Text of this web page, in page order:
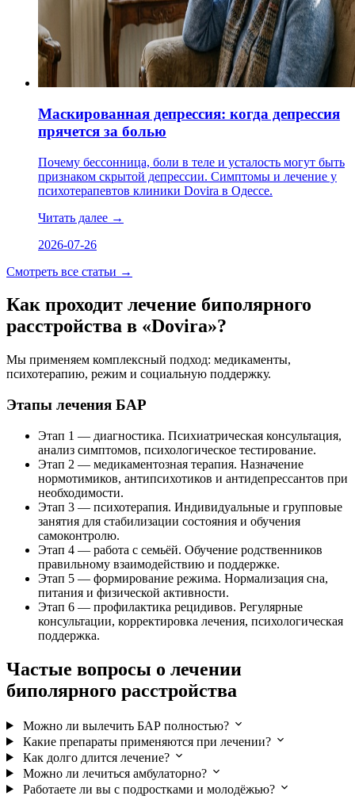
Маскированная депрессия: когда депрессия
прячется за болью
Почему бессонница, боли в теле и усталость могут быть
признаком скрытой депрессии. Симптомы и лечение у
психотерапевтов клиники Dovira в Одессе.
Читать далее →
2026-07-26
Смотреть все статьи →
Как проходит лечение биполярного
расстройства в «Dovira»?
Мы применяем комплексный подход: медикаменты,
психотерапию, режим и социальную поддержку.
Этапы лечения БАР
Этап 1 — диагностика. Психиатрическая консультация,
анализ симптомов, психологическое тестирование.
Этап 2 — медикаментозная терапия. Назначение
нормотимиков, антипсихотиков и антидепрессантов при
необходимости.
Этап 3 — психотерапия. Индивидуальные и групповые
занятия для стабилизации состояния и обучения
самоконтролю.
Этап 4 — работа с семьёй. Обучение родственников
правильному взаимодействию и поддержке.
Этап 5 — формирование режима. Нормализация сна,
питания и физической активности.
Этап 6 — профилактика рецидивов. Регулярные
консультации, корректировка лечения, психологическая
поддержка.
Частые вопросы о лечении
биполярного расстройства
Можно ли вылечить БАР полностью?
Какие препараты применяются при лечении?
Как долго длится лечение?
Можно ли лечиться амбулаторно?
Работаете ли вы с подростками и молодёжью?